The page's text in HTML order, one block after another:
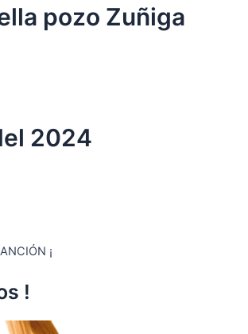
pozo Zuñiga
2024
¡
!